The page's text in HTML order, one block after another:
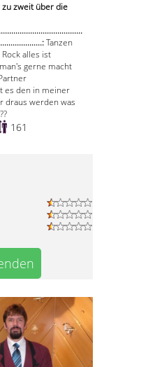
zweit über die
Tanzen
alles ist
gerne macht
es den in meiner
draus werden was
161